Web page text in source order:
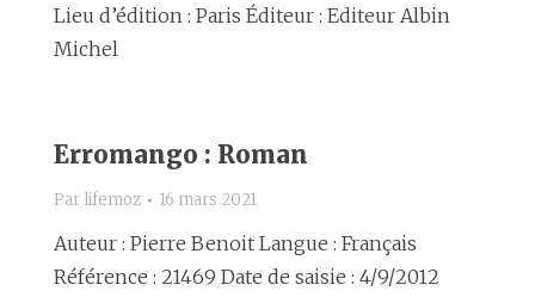
Lieu d’édition : Paris Éditeur : Editeur Albin
Michel
Erromango : Roman
Par lifemoz 16 mars 2021
Auteur : Pierre Benoit Langue : Français
Référence : 21469 Date de saisie : 4/9/2012